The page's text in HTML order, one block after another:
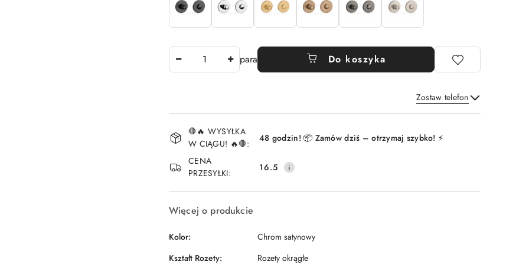
para Do koszyka
Zostaw telefon
Wyślij
Dostępność
i
dostawa
🛑🔥 WYSYŁKA
W CIĄGU! 🔥🛑:
48 godzin! 📦 Zamów dziś – otrzymaj szybko! ⚡
CENA
PRZESYŁKI:
16.5
Więcej o produkcie
Kolor:
Chrom satynowy
Kształt Rozety:
Rozety okrągłe